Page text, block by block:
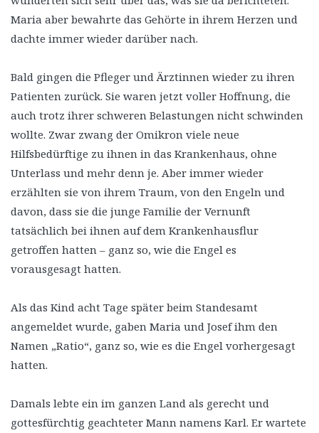
Maria aber bewahrte das Gehörte in ihrem Herzen und
dachte immer wieder darüber nach.
Bald gingen die Pfleger und Ärztinnen wieder zu ihren
Patienten zurück. Sie waren jetzt voller Hoffnung, die
auch trotz ihrer schweren Belastungen nicht schwinden
wollte. Zwar zwang der Omikron viele neue
Hilfsbedürftige zu ihnen in das Krankenhaus, ohne
Unterlass und mehr denn je. Aber immer wieder
erzählten sie von ihrem Traum, von den Engeln und
davon, dass sie die junge Familie der Vernunft
tatsächlich bei ihnen auf dem Krankenhausflur
getroffen hatten – ganz so, wie die Engel es
vorausgesagt hatten.
Als das Kind acht Tage später beim Standesamt
angemeldet wurde, gaben Maria und Josef ihm den
Namen „Ratio“, ganz so, wie es die Engel vorhergesagt
hatten.
Damals lebte ein im ganzen Land als gerecht und
gottesfürchtig geachteter Mann namens Karl. Er wartete